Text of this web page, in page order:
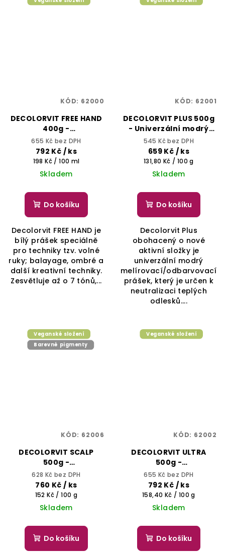
DECOLORVIT FREE HAND
400g -
Melírovací/odbarvovací
prášek pro techniku
volnou rukou, zesvětlí
až o 7 tónů
655 Kč bez DPH
792 Kč / ks
Měrná
cena:
198 Kč / 100 ml
Skladem
Do košíku
Decolorvit FREE HAND je
bílý prášek speciálně
pro techniky tzv. volné
ruky; balayage, ombré a
další kreativní techniky.
Zesvětluje až o 7 tónů,...
KÓD: 62000
DECOLORVIT PLUS 500g
- Univerzální modrý
melírovací/odbarvovací
prášek, až o 7 tónů
545 Kč bez DPH
659 Kč / ks
Měrná
cena:
131,80 Kč / 100 g
Skladem
Do košíku
Decolorvit Plus
obohacený o nové
aktivní složky je
univerzální modrý
melírovací/odbarvovací
prášek, který je určen k
neutralizaci teplých
odlesků....
KÓD: 62001
Veganské složení
Barevné pigmenty
DECOLORVIT SCALP
500g -
Melírovací/odbarvovací
prášek pro techniky
odbarvování u vlasové
pokožky na odrosty
(kořínků), až o 6 tónů
628 Kč bez DPH
760 Kč / ks
Měrná
cena:
152 Kč / 100 g
Skladem
Do košíku
KÓD: 62006
Veganské složení
DECOLORVIT ULTRA
500g -
Melírovací/odbarvovací
prášek s vysokou silou
zesvětlování, až o 9
tónů
655 Kč bez DPH
792 Kč / ks
Měrná
cena:
158,40 Kč / 100 g
Skladem
Do košíku
KÓD: 62002